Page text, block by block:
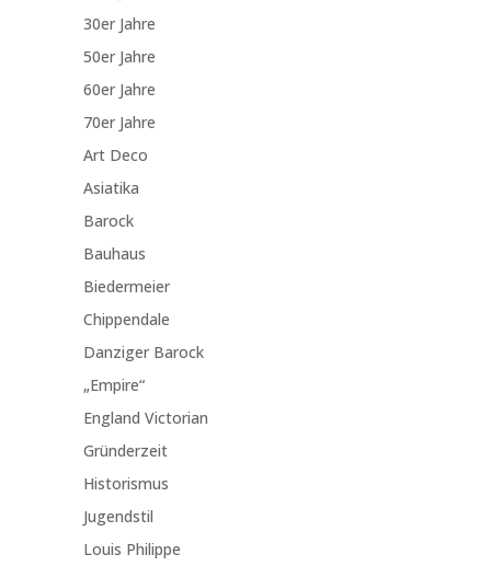
30er Jahre
50er Jahre
60er Jahre
70er Jahre
Art Deco
Asiatika
Barock
Bauhaus
Biedermeier
Chippendale
Danziger Barock
„Empire“
England Victorian
Gründerzeit
Historismus
Jugendstil
Louis Philippe